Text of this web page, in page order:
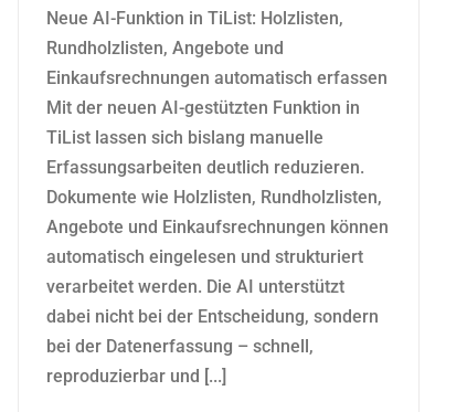
Neue AI-Funktion in TiList: Holzlisten,
Rundholzlisten, Angebote und
Einkaufsrechnungen automatisch erfassen
Mit der neuen AI-gestützten Funktion in
TiList lassen sich bislang manuelle
Erfassungsarbeiten deutlich reduzieren.
Dokumente wie Holzlisten, Rundholzlisten,
Angebote und Einkaufsrechnungen können
automatisch eingelesen und strukturiert
verarbeitet werden. Die AI unterstützt
dabei nicht bei der Entscheidung, sondern
bei der Datenerfassung – schnell,
reproduzierbar und [...]